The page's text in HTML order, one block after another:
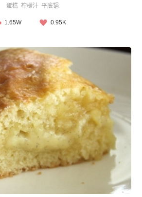
蛋糕 柠檬汁 平底锅
1.65W 0.95K